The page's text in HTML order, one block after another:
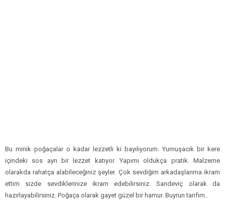
Bu minik poğaçalar o kadar lezzetli ki bayılıyorum. Yumuşacık bir kere
içindeki sos ayrı bir lezzet katıyor. Yapımı oldukça pratik. Malzeme
olarakda rahatça alabileceğiniz şeyler. Çok sevdiğim arkadaşlarıma ikram
ettim sizde sevdiklerinize ikram edebilirsiniz. Sandeviç olarak da
hazırlayabilirsiniz. Poğaça olarak gayet güzel bir hamur. Buyrun tarifim..